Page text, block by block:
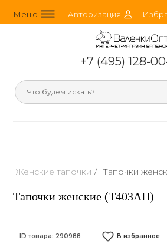
Меню line_horizontal_3 Авторизация person_round
+7 (495) 128-
Женские тапочки / Тапочки
Тапочки женские (Т403АП)
ID товара: 290988 В избранное